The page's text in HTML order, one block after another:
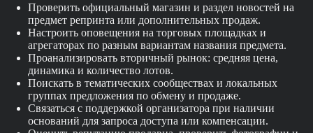
Проверить официальный магазин и раздел новостей на
предмет репринта или дополнительных продаж.
Настроить оповещения на торговых площадках и
агрегаторах по разным вариантам названия предмета.
Проанализировать вторичный рынок: средняя цена,
динамика и количество лотов.
Поискать в тематических сообществах и локальных
группах предложения по обмену и продаже.
Связаться с поддержкой организатора при наличии
оснований для запроса доступа или компенсации.